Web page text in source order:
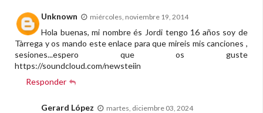
Unknown miércoles, noviembre 19, 2014
Hola buenas, mi nombre és Jordi tengo 16 años soy de
Tàrrega y os mando este enlace para que mireis mis canciones ,
sesiones...espero que os guste
https://soundcloud.com/newsteiin
Responder
Gerard López martes, diciembre 03, 2024